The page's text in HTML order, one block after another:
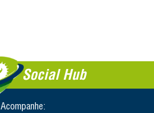
Social Hub
Acompanhe: